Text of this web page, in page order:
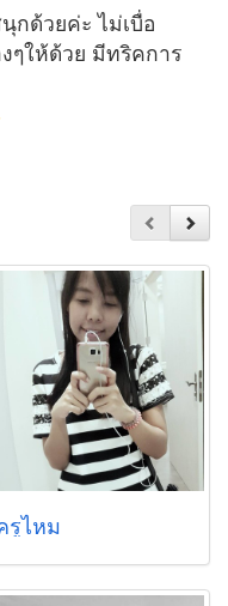
ด้วยค่ะ ไม่เบื่อ
ๆให้ด้วย มีทริคการ
รูไหม